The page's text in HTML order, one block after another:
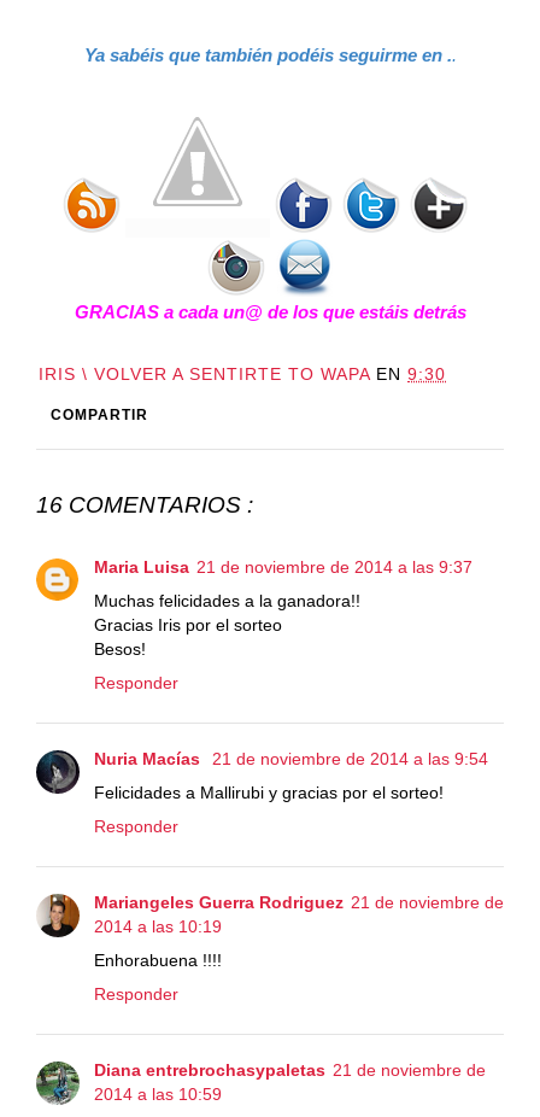
Ya sabéis que también podéis seguirme en ..
GRACIAS a cada un@ de los que estáis detrás
IRIS \ VOLVER A SENTIRTE TO WAPA EN 9:30
COMPARTIR
16 COMENTARIOS :
Maria Luisa 21 de noviembre de 2014 a las 9:37
Muchas felicidades a la ganadora!!
Gracias Iris por el sorteo
Besos!
Responder
Nuria Macías
21 de noviembre de 2014 a las 9:54
Felicidades a Mallirubi y gracias por el sorteo!
Responder
Mariangeles Guerra Rodriguez 21 de noviembre de
2014 a las 10:19
Enhorabuena !!!!
Responder
Diana entrebrochasypaletas 21 de noviembre de
2014 a las 10:59